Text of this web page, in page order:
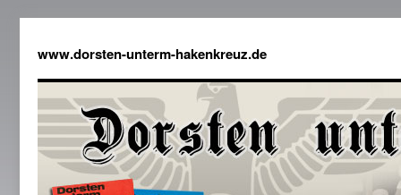
www.dorsten-unterm-hakenkreuz.de